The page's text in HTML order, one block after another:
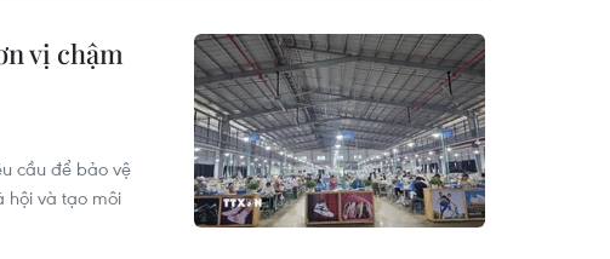
vị chậm
cầu để bảo vệ
hội và tạo môi